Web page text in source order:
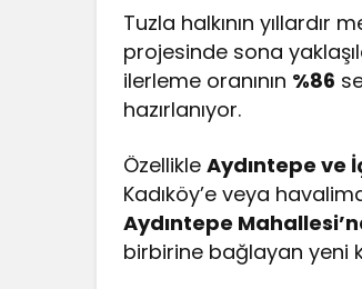
Tuzla halkının yıllardır
projesinde sona
ilerleme oranının %86
hazırlanıyor.
ÖzellikleAydıntepe ve
Kadıköy’e veya
Aydıntepe
birbirine bağlayan yeni